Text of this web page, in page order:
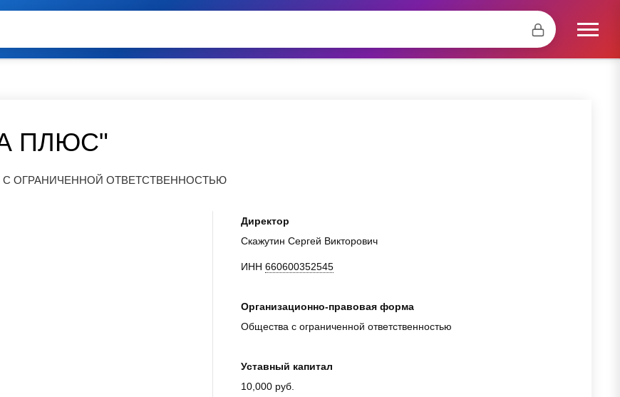
ПЛЮС"
ОГРАНИЧЕННОЙ ОТВЕТСТВЕННОСТЬЮ
Директор
Скажутин Сергей Викторович
ИНН 660600352545
Организационно-правовая форма
Общества с ограниченной ответственностью
Уставный капитал
10,000 руб.